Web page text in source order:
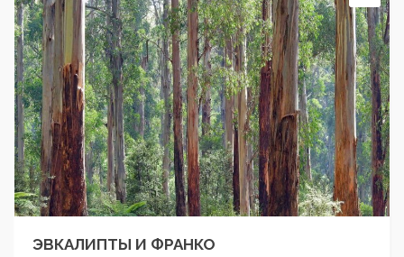
ЭВКАЛИПТЫ И ФРАНКО